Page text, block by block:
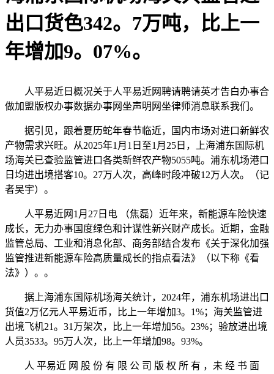
出口货色342。7万吨，比上一
年增加9。07%。
人平易近日概况关于人平易近网聘请聘请英才告白办事合
做加盟版权办事数据办事网坐声明网坐律师消息联系我们。
据引见，跟着夏历蛇年春节临近，国内市场对进口新鲜农
产物需求兴旺。从2025年1月1日至1月25日，上海浦东国际机
场海关已查验监管进口各类新鲜农产物5055吨。浦东机场港口
日均进出境搭客10。27万人次，高峰时段冲破12万人次。（记
者吴宇）。
人平易近网1月27日电 （焦磊）近年来，新能源车险快速
成长，无力办事国度绿色和计谋性新兴财产成长。近期，金融
监管总局、工业和消息化部、商务部结合发布《关于深化加强
监管推进新能源车险高质量成长的指点看法》（以下称《看
法》）。。
据上海浦东国际机场海关统计，2024年，浦东机场进出口
货值2万亿元人平易近币，比上一年增加3。1%；海关监管进
出境飞机21。31万架次，比上一年增加56。23%；验放进出境
人员3533。95万人次，比上一年增加98。93%。
人 平易近 网 股 份 有 限 公 司 版 权 所 有 ，未 经 书 面